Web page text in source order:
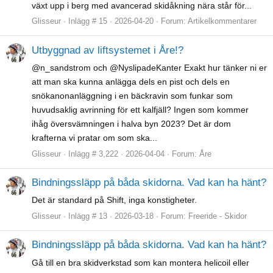
växt upp i berg med avancerad skidåkning nära står för...
Glisseur Inlägg # 15 2026-04-20 Forum: Artikelkommentarer
Utbyggnad av liftsystemet i Åre!?
@n_sandstrom och @NyslipadeKanter Exakt hur tänker ni er
att man ska kunna anlägga dels en pist och dels en
snökanonanläggning i en bäckravin som funkar som
huvudsaklig avrinning för ett kalfjäll? Ingen som kommer
ihåg översvämningen i halva byn 2023? Det är dom
krafterna vi pratar om som ska...
Glisseur Inlägg # 3,222 2026-04-04 Forum: Åre
Bindningssläpp på båda skidorna. Vad kan ha hänt?
Det är standard på Shift, inga konstigheter.
Glisseur Inlägg # 13 2026-03-18 Forum: Freeride - Skidor
Bindningssläpp på båda skidorna. Vad kan ha hänt?
Gå till en bra skidverkstad som kan montera helicoil eller